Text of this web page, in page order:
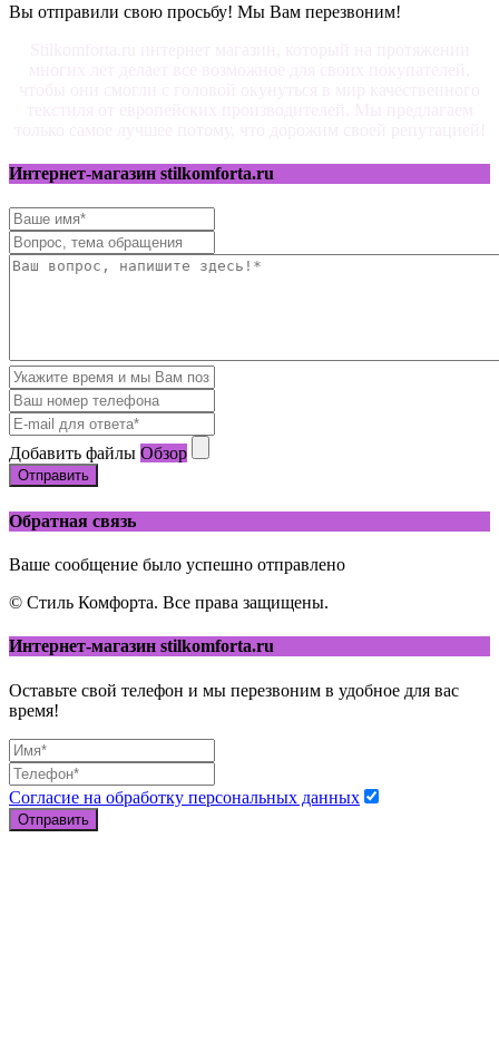
Вы отправили свою просьбу! Мы Вам перезвоним!
Интернет-магазин stilkomforta.ru
Добавить файлы Обзор
Отправить
Обратная связь
Ваше сообщение было успешно отправлено
© Стиль Комфорта. Все права защищены.
Интернет-магазин stilkomforta.ru
Оставьте свой телефон и мы перезвоним в удобное для вас
время!
Согласие на обработку персональных данных
Отправить